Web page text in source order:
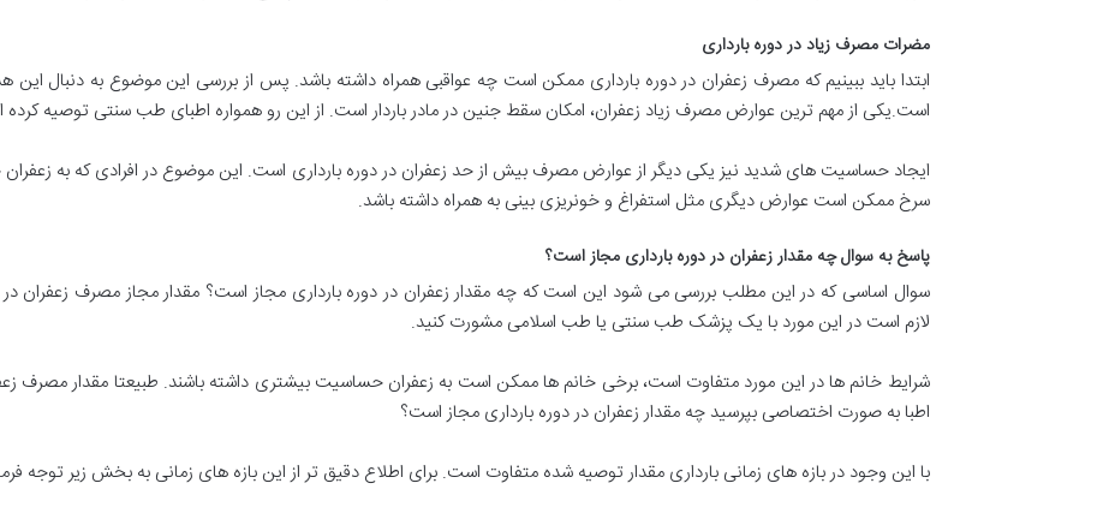
مضرات مصرف زیاد در دوره بارداری
ابتدا باید ببینیم که مصرف زعفران در دوره بارداری ممکن است چه عواقبی همراه داشته باشد. پس از بررسی این موضوع به دنبال این
است.یکی از مهم ترین عوارض مصرف زیاد زعفران، امکان سقط جنین در مادر باردار است. از این رو همواره اطبای طب سنتی توصیه کرده
ایجاد حساسیت های شدید نیز یکی دیگر از عوارض مصرف بیش از حد زعفران در دوره بارداری است. این موضوع در افرادی که به
سرخ ممکن است عوارض دیگری مثل استفراغ و خونریزی بینی به همراه داشته باشد.
پاسخ به سوال چه مقدار زعفران در دوره بارداری مجاز است؟
سوال اساسی که در این مطلب بررسی می شود این است که چه مقدار زعفران در دوره بارداری مجاز است؟ مقدار مجاز مصرف زعفران در
لازم است در این مورد با یک پزشک طب سنتی یا طب اسلامی مشورت کنید.
شرایط خانم ها در این مورد متفاوت است، برخی خانم ها ممکن است به زعفران حساسیت بیشتری داشته باشند. طبیعتا مقدار مصرف
اطبا به صورت اختصاصی بپرسید چه مقدار زعفران در دوره بارداری مجاز است؟
با این وجود در بازه های زمانی بارداری مقدار توصیه شده متفاوت است. برای اطلاع دقیق تر از این بازه های زمانی به بخش زیر توجه